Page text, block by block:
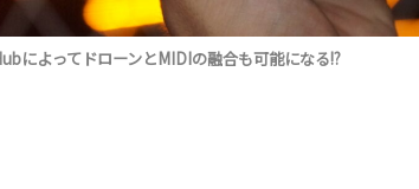
によってドローンとMIDIの融合も可能になる!?